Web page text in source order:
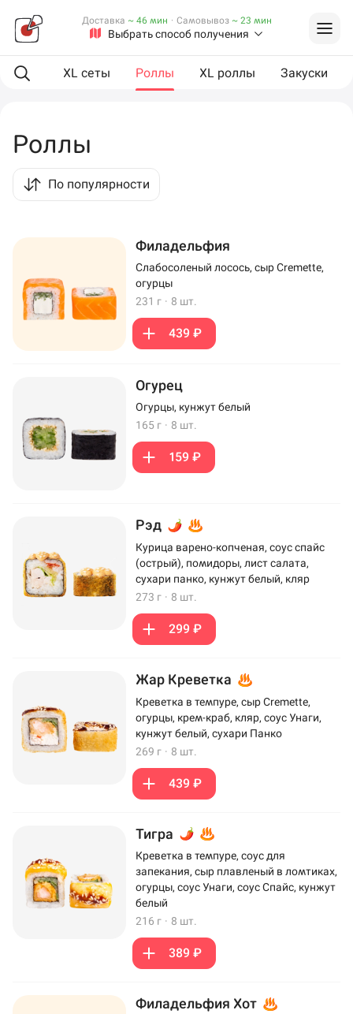
Выбрать способ получения
Доставка ~ 46 мин · Самовывоз ~ 23 мин
еда XL сеты Роллы XL роллы Закуски
Роллы
По популярности
Филадельфия
Слабосоленый лосось, сыр Cremette,
огурцы
231 г · 8 шт.
439 ₽
Огурец
Огурцы, кунжут белый
165 г · 8 шт.
159 ₽
Рэд
Курица варено-копченая, соус спайс
(острый), помидоры, лист салата,
сухари панко, кунжут белый, кляр
273 г · 8 шт.
299 ₽
Жар Креветка
Креветка в темпуре, сыр Cremette,
огурцы, крем-краб, кляр, соус Унаги,
кунжут белый, сухари Панко
269 г · 8 шт.
439 ₽
Тигра
Креветка в темпуре, соус для
запекания, сыр плавленый в ломтиках,
огурцы, соус Унаги, соус Спайс, кунжут
белый
216 г · 8 шт.
389 ₽
Филадельфия Хот